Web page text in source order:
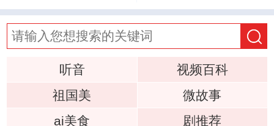
听音
视频百科
祖国美
微故事
ai美食
剧推荐